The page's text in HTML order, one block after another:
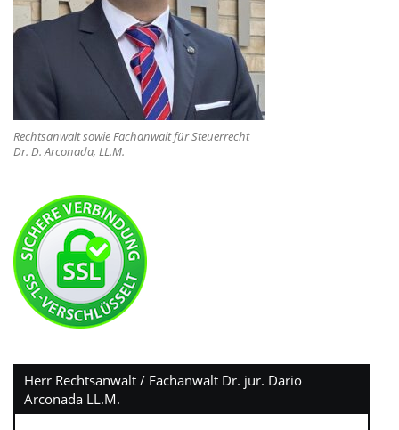
Rechtsanwalt sowie Fachanwalt für Steuerrecht
Dr. D. Arconada, LL.M.
Herr Rechtsanwalt / Fachanwalt Dr. jur. Dario
Arconada LL.M.